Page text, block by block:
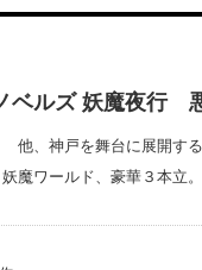
ベルズ 妖魔夜行
、神戸を舞台に展開す
魔ワールド、豪華３本立。